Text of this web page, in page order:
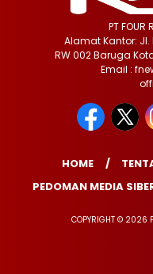
PT FOUR
Alamat Kantor: Jl.
RW 002 Baruga
Email :
HOME
PEDOMAN MEDIA
COPYRIGHT © 2026